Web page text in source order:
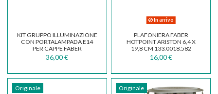
KIT GRUPPO ILLUMINAZIONE
CON PORTALAMPADA E14
PER CAPPE FABER
133.0055.254
36,00 €
In arrivo
PLAFONIERA FABER
HOTPOINT ARISTON 6,4 X
19,8 CM 133.0018.582
16,00 €
Originale Originale